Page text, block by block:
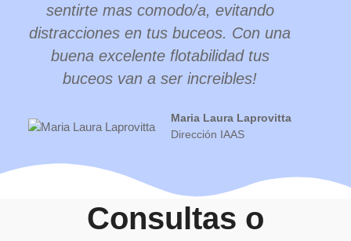
sentirte mas comodo/a, evitando
distracciones en tus buceos. Con una
buena excelente flotabilidad tus
buceos van a ser increibles!
Maria Laura Laprovitta
Dirección IAAS
Consultas o